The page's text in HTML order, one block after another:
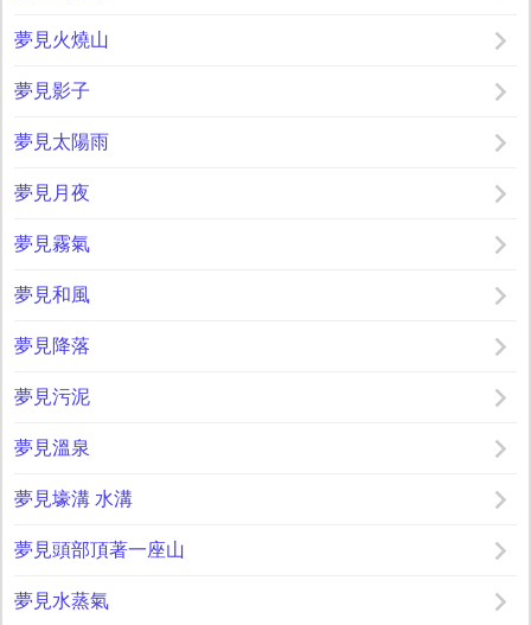
夢見火燒山
夢見影子
夢見太陽雨
夢見月夜
夢見霧氣
夢見和風
夢見降落
夢見污泥
夢見溫泉
夢見壕溝 水溝
夢見頭部頂著一座山
夢見水蒸氣